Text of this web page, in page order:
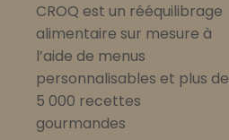
CROQ est un rééquilibrage
alimentaire sur mesure à
l’aide de menus
personnalisables et plus de
5 000 recettes
gourmandes